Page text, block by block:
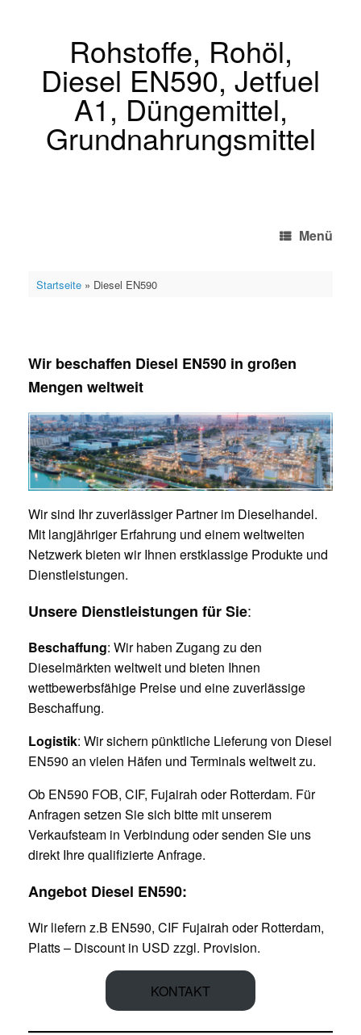
Rohstoffe, Rohöl,
Diesel EN590, Jetfuel
A1, Düngemittel,
Grundnahrungsmittel
Menü
Startseite» Diesel EN590
Wir beschaffen Diesel EN590 in großen
Mengen weltweit
Wir sind Ihr zuverlässiger Partner im Dieselhandel.
Mit langjähriger Erfahrung und einem weltweiten
Netzwerk bieten wir Ihnen erstklassige Produkte und
Dienstleistungen.
Unsere Dienstleistungen für Sie:
Beschaffung: Wir haben Zugang zu den
Dieselmärkten weltweit und bieten Ihnen
wettbewerbsfähige Preise und eine zuverlässige
Beschaffung.
Logistik: Wir sichern pünktliche Lieferung von Diesel
EN590 an vielen Häfen und Terminals weltweit zu.
Ob EN590 FOB, CIF, Fujairah oder Rotterdam. Für
Anfragen setzen Sie sich bitte mit unserem
Verkaufsteam in Verbindung oder senden Sie uns
direkt Ihre qualifizierte Anfrage.
Angebot Diesel EN590:
Wir liefern z.B EN590, CIF Fujairah oder Rotterdam,
Platts – Discount in USD zzgl. Provision.
KONTAKT